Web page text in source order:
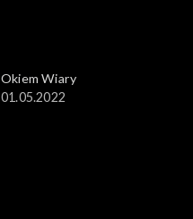
Okiem Wiary
01.05.2022